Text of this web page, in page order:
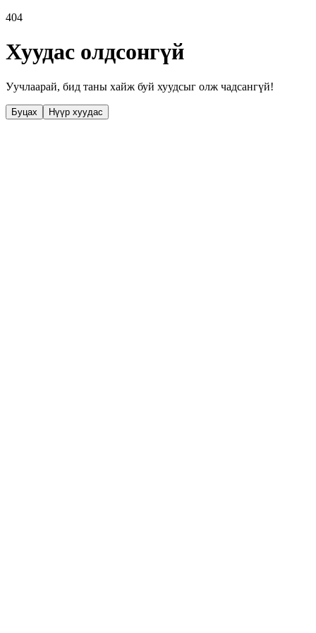
404
Хуудас олдсонгүй
Уучлаарай, бид таны хайж буй хуудсыг олж чадсангүй!
Буцах Нүүр хуудас